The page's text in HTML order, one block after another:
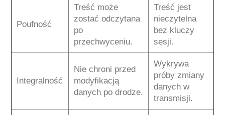
Poufność
Treść może
zostać odczytana
po
przechwyceniu.
Treść jest
nieczytelna
bez kluczy
sesji.
Integralność
Nie chroni przed
modyfikacją
danych po drodze.
Wykrywa
próby zmiany
danych w
transmisji.